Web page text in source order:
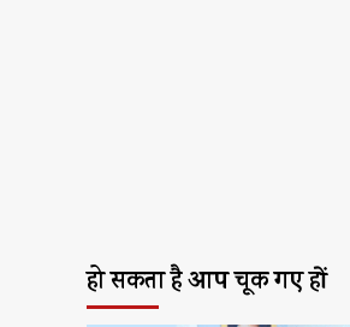
हो सकता है आप चूक गए हों